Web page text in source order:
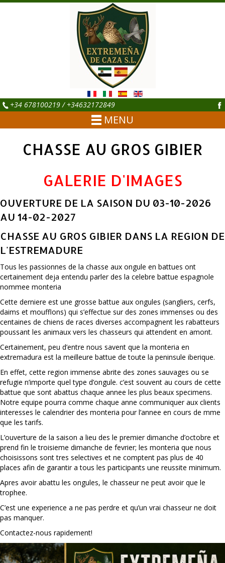
+34 678100219 / +34632172849
MENU
CHASSE AU GROS GIBIER
GALERIE D'IMAGES
OUVERTURE DE LA SAISON DU 03-10-2026
AU 14-02-2027
CHASSE AU GROS GIBIER DANS LA REGION DE
L'ESTREMADURE
Tous les passionnes de la chasse aux ongule en battues ont
certainement deja entendu parler des la celebre battue espagnole
nommee monteria
Cette derniere est une grosse battue aux ongules (sangliers, cerfs,
daims et moufflons) qui s’effectue sur des zones immenses ou des
centaines de chiens de races diverses accompagnent les rabatteurs
poussant les animaux vers les chasseurs qui attendent en amont.
Certainement, peu d’entre nous savent que la monteria en
extremadura est la meilleure battue de toute la peninsule iberique.
En effet, cette region immense abrite des zones sauvages ou se
refugie n’importe quel type d’ongule. c’est souvent au cours de cette
battue que sont abattus chaque annee les plus beaux specimens.
Notre equipe pourra comme chaque anne communiquer aux clients
interesses le calendrier des monteria pour l’annee en cours de mme
que les tarifs.
L’ouverture de la saison a lieu des le premier dimanche d’octobre et
prend fin le troisieme dimanche de fevrier; les monteria que nous
choisissons sont tres selectives et ne comptent pas plus de 40
places afin de garantir a tous les participants une reussite minimum.
Apres avoir abattu les ongules, le chasseur ne peut avoir que le
trophee.
C’est une experience a ne pas perdre et qu’un vrai chasseur ne doit
pas manquer.
Contactez-nous rapidement!